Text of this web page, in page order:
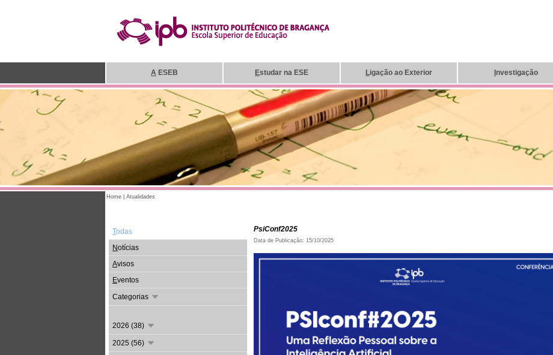
A ESEB Estudar na ESE Ligação ao Exterior nvestigação
Home Atualidades
Todas
Notícias
Avisos
Eventos
Categorias
2026 (38)
2025 (56)
PsiConf2025
Data de Publicação: 15/10/2025